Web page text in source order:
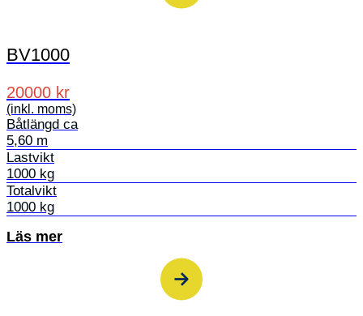
BV1000
20000 kr
(inkl. moms)
Båtlängd ca
5,60 m
Lastvikt
1000 kg
Totalvikt
1000 kg
Läs mer